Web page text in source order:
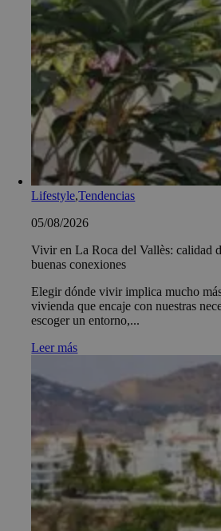
Lifestyle,Tendencias
05/08/2026
Vivir en La Roca del Vallès: calidad
buenas conexiones
Elegir dónde vivir implica mucho
vivienda que encaje con nuestras
escoger un entorno,...
Leer más